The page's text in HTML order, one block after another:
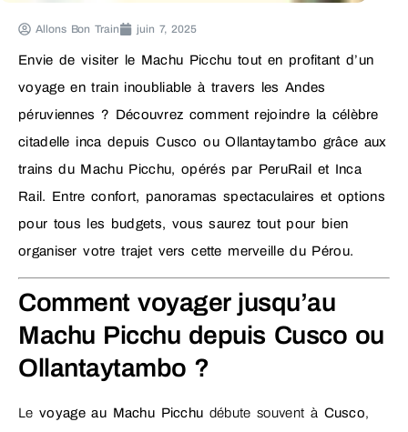
Allons Bon Train juin 7, 2025
Envie de visiter le Machu Picchu tout en profitant d’un
voyage en train inoubliable à travers les Andes
péruviennes ? Découvrez comment rejoindre la célèbre
citadelle inca depuis Cusco ou Ollantaytambo grâce aux
trains du Machu Picchu, opérés par PeruRail et Inca
Rail. Entre confort, panoramas spectaculaires et options
pour tous les budgets, vous saurez tout pour bien
organiser votre trajet vers cette merveille du Pérou.
Comment voyager jusqu’au
Machu Picchu depuis Cusco ou
Ollantaytambo ?
Levoyage au Machu Picchu débute souvent à Cusco,